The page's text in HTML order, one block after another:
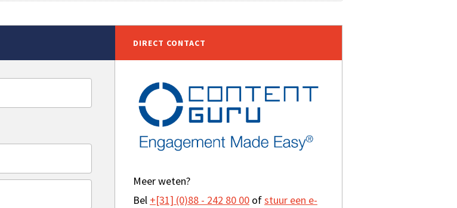
DIRECT CONTACT
Meer weten?
Bel +[31] (0)88 - 242 80 00 ofstuur een e-